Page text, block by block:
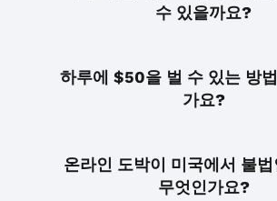
수 있을까요?
하루에 $50을 벌 수 있는 방
가요?
온라인 도박이 미국에서 불
무엇인가요?